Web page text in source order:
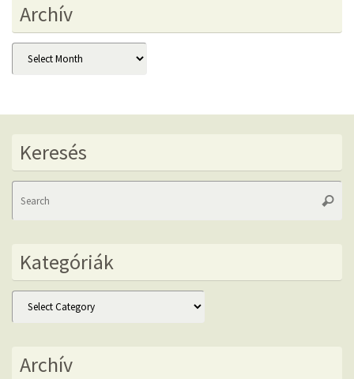
Archív
Archív
Keresés
Kategóriák
Kategóriák
Archív